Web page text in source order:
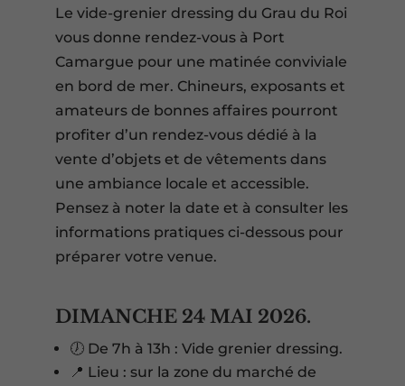
Le vide-grenier dressing du Grau du Roi
vous donne rendez-vous à Port
Camargue pour une matinée conviviale
en bord de mer. Chineurs, exposants et
amateurs de bonnes affaires pourront
profiter d’un rendez-vous dédié à la
vente d’objets et de vêtements dans
une ambiance locale et accessible.
Pensez à noter la date et à consulter les
informations pratiques ci-dessous pour
préparer votre venue.
DIMANCHE 24 MAI 2026.
🕖 De 7h à 13h : Vide grenier dressing.
📍 Lieu : sur la zone du marché de